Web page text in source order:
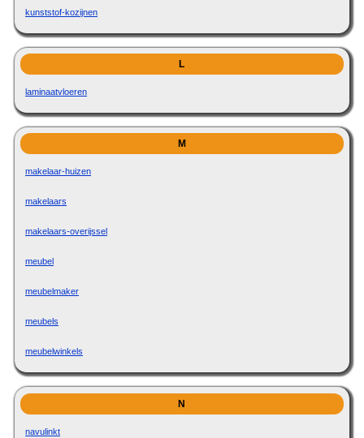
kunststof-kozijnen
L
laminaatvloeren
M
makelaar-huizen
makelaars
makelaars-overijssel
meubel
meubelmaker
meubels
meubelwinkels
N
navulinkt